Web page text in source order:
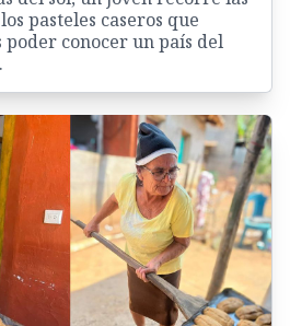
pasteles caseros que
poder conocer un país del